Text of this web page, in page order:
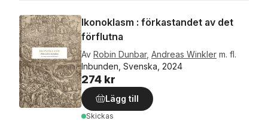
Ikonoklasm : förkastandet av det
förflutna
Av Robin Dunbar, Andreas Winkler m. fl.
Inbunden, Svenska, 2024
274 kr
Lägg till
Skickas